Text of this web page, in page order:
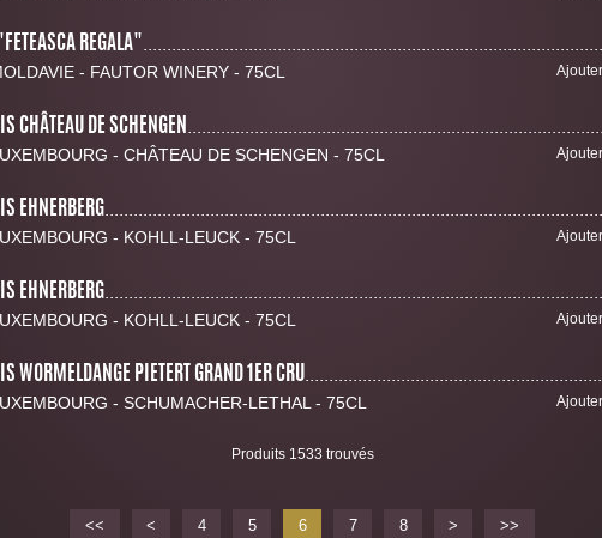
REGALA"
- FAUTOR WINERY - 75CL
CHÂTEAU DE SCHENGEN
- CHÂTEAU DE SCHENGEN - 75CL
EHNERBERG
- KOHLL-LEUCK - 75CL
EHNERBERG
- KOHLL-LEUCK - 75CL
WORMELDANGE PIETERT GRAND 1ER CRU
- SCHUMACHER-LETHAL - 75CL
Produits 1533 trouvés
<< < 4 5 6 7 8 > >>